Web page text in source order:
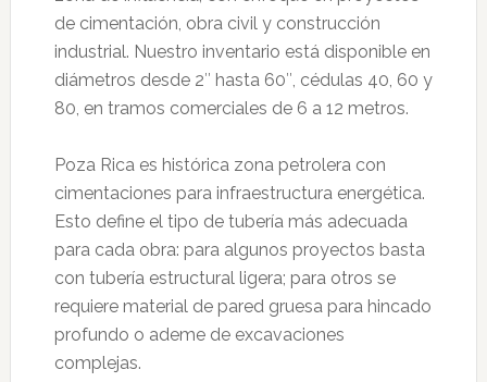
de cimentación, obra civil y construcción
industrial. Nuestro inventario está disponible en
diámetros desde 2″ hasta 60″, cédulas 40, 60 y
80, en tramos comerciales de 6 a 12 metros.
Poza Rica es histórica zona petrolera con
cimentaciones para infraestructura energética.
Esto define el tipo de tubería más adecuada
para cada obra: para algunos proyectos basta
con tubería estructural ligera; para otros se
requiere material de pared gruesa para hincado
profundo o ademe de excavaciones
complejas.